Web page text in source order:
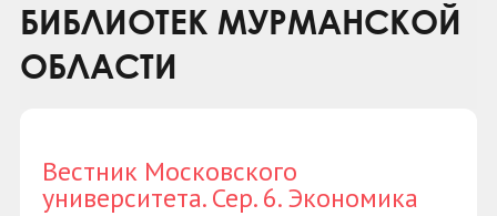
БИБЛИОТЕК МУРМАНСКОЙ
ОБЛАСТИ
Вестник Московского
университета. Сер. 6. Экономика